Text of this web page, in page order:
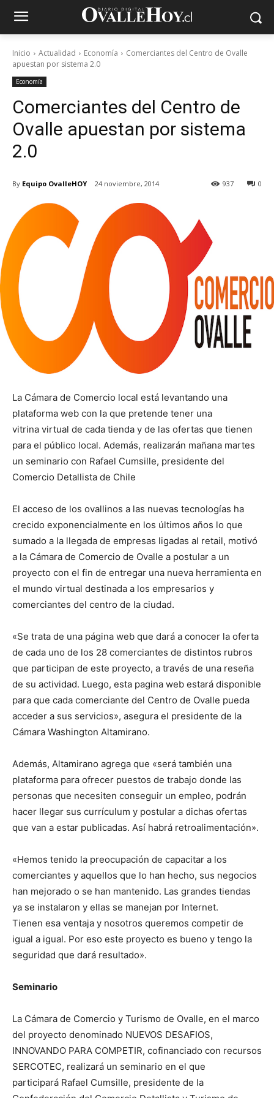
Inicio Actualidad Economía
Comerciantes del Centro de Ovalle
apuestan por sistema 2.0
Economía
Comerciantes del Centro de
Ovalle apuestan por sistema
2.0
By Equipo OvalleHOY 24 noviembre, 2014 0
937
La Cámara de Comercio local está levantando una
plataforma web con la que pretende tener una
vitrina virtual de cada tienda y de las ofertas que tienen
para el público local. Además, realizarán mañana martes
un seminario con Rafael Cumsille, presidente del
Comercio Detallista de Chile
El acceso de los ovallinos a las nuevas tecnologías ha
crecido exponencialmente en los últimos años lo que
sumado a la llegada de empresas ligadas al retail, motivó
a la Cámara de Comercio de Ovalle a postular a un
proyecto con el fin de entregar una nueva herramienta en
el mundo virtual destinada a los empresarios y
comerciantes del centro de la ciudad.
«Se trata de una página web que dará a conocer la oferta
de cada uno de los 28 comerciantes de distintos rubros
que participan de este proyecto, a través de una reseña
de su actividad. Luego, esta pagina web estará disponible
para que cada comerciante del Centro de Ovalle pueda
acceder a sus servicios», asegura el presidente de la
Cámara Washington Altamirano.
Además, Altamirano agrega que «será también una
plataforma para ofrecer puestos de trabajo donde las
personas que necesiten conseguir un empleo, podrán
hacer llegar sus currículum y postular a dichas ofertas
que van a estar publicadas. Así habrá retroalimentación».
«Hemos tenido la preocupación de capacitar a los
comerciantes y aquellos que lo han hecho, sus negocios
han mejorado o se han mantenido. Las grandes tiendas
ya se instalaron y ellas se manejan por Internet.
Tienen esa ventaja y nosotros queremos competir de
igual a igual. Por eso este proyecto es bueno y tengo la
seguridad que dará resultado».
Seminario
La Cámara de Comercio y Turismo de Ovalle, en el marco
del proyecto denominado NUEVOS DESAFIOS,
INNOVANDO PARA COMPETIR, cofinanciado con recursos
SERCOTEC, realizará un seminario en el que
participará Rafael Cumsille, presidente de la